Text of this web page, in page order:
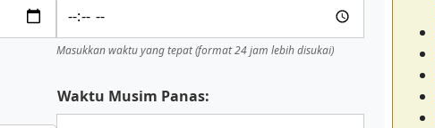
Masukkan waktu yang tepat (format 24 jam lebih disukai)
Waktu Musim Panas: